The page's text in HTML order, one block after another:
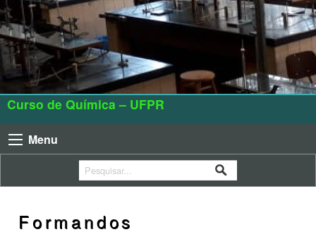
Canais
Curso de Química – UFPR
Menu
Formandos